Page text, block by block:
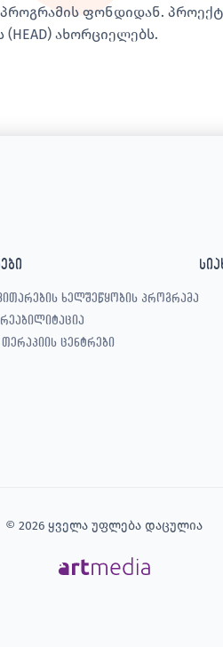
ფონდიდან.
ახორციელებს.
ხელშეწყობის პროგრამა
ცენტრები
© 2026 ყველა უფლება დაცულია